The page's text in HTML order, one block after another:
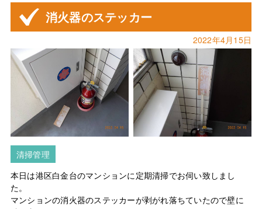
消火器のステッカー
2022年4月15日
清掃管理
本日は港区白金台のマンションに定期清掃でお伺い致しまし
た。
マンションの消火器のステッカーが剥がれ落ちていたので壁に